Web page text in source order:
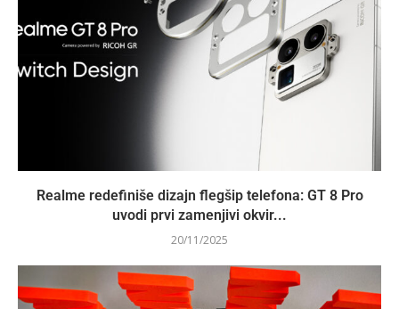
Realme redefiniše dizajn flegšip telefona: GT 8 Pro
uvodi prvi zamenjivi okvir...
20/11/2025